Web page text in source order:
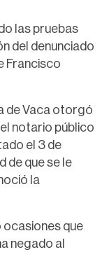
las pruebas
del denunciado
Francisco
de Vaca otorgó
notario público
el 3 de
de que se le
la
ocasiones que
negado al